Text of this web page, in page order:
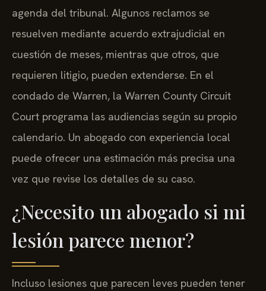
agenda del tribunal. Algunos reclamos se
resuelven mediante acuerdo extrajudicial en
cuestión de meses, mientras que otros, que
requieren litigio, pueden extenderse. En el
condado de Warren, la Warren County Circuit
Court programa las audiencias según su propio
calendario. Un abogado con experiencia local
puede ofrecer una estimación más precisa una
vez que revise los detalles de su caso.
¿Necesito un abogado si mi
lesión parece menor?
Incluso lesiones que parecen leves pueden tener